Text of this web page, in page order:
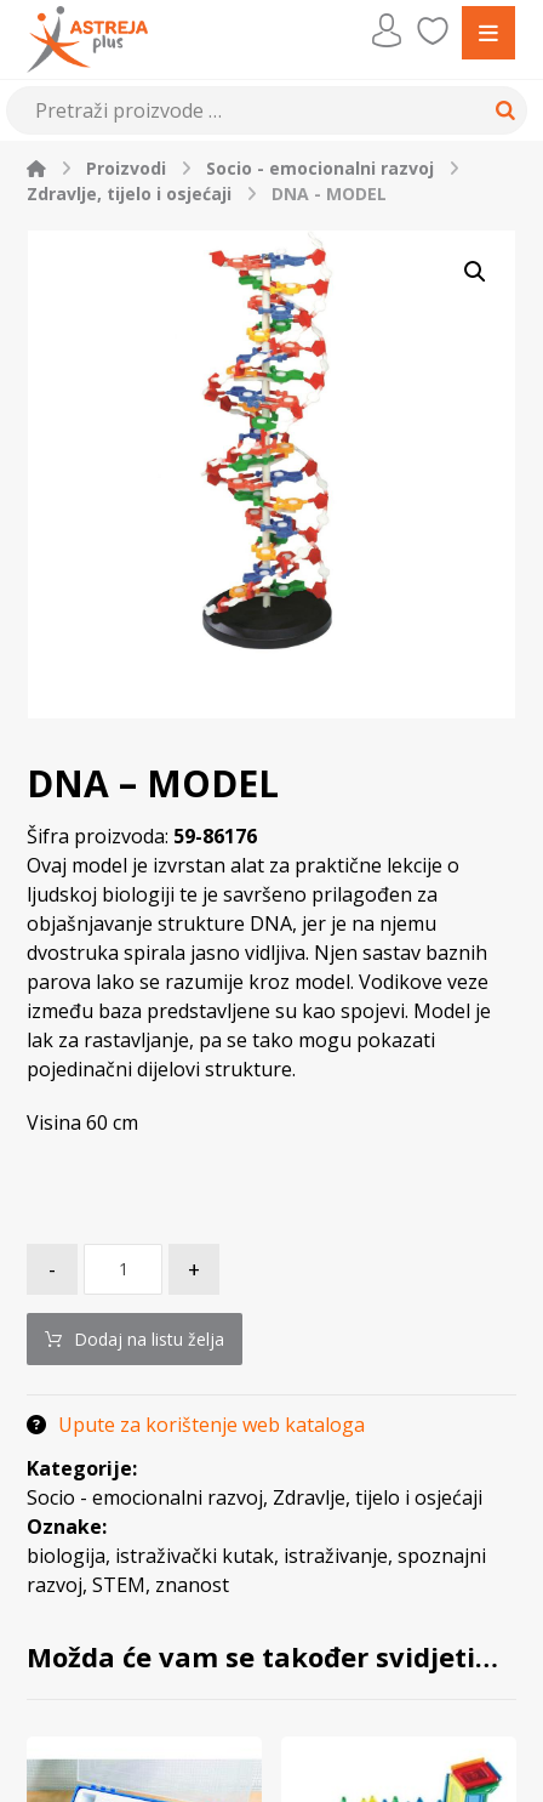
Proizvodi
Socio - emocionalni razvoj
Zdravlje, tijelo i osjećaji
DNA - MODEL
DNA – MODEL
Šifra proizvoda: 59-86176
Ovaj model je izvrstan alat za praktične lekcije o
ljudskoj biologiji te je savršeno prilagođen za
objašnjavanje strukture DNA, jer je na njemu
dvostruka spirala jasno vidljiva. Njen sastav baznih
parova lako se razumije kroz model. Vodikove veze
između baza predstavljene su kao spojevi. Model je
lak za rastavljanje, pa se tako mogu pokazati
pojedinačni dijelovi strukture.
Visina 60 cm
- +
Dodaj na listu želja
Upute za korištenje web kataloga
Kategorije:
Socio - emocionalni razvoj, Zdravlje, tijelo i osjećaji
Oznake:
biologija, istraživački kutak, istraživanje,spoznajni
razvoj,STEM, znanost
Možda će vam se također svidjeti…